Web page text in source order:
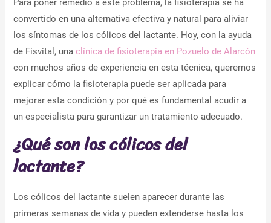
Para poner remedio a este problema, la fisioterapia se ha
convertido en una alternativa efectiva y natural para aliviar
los síntomas de los cólicos del lactante. Hoy, con la ayuda
de Fisvital, unaclínica de fisioterapia en Pozuelo de Alarcón
con muchos años de experiencia en esta técnica, queremos
explicar cómo la fisioterapia puede ser aplicada para
mejorar esta condición y por qué es fundamental acudir a
un especialista para garantizar un tratamiento adecuado.
¿Qué son los cólicos del
lactante?
Los cólicos del lactante suelen aparecer durante las
primeras semanas de vida y pueden extenderse hasta los